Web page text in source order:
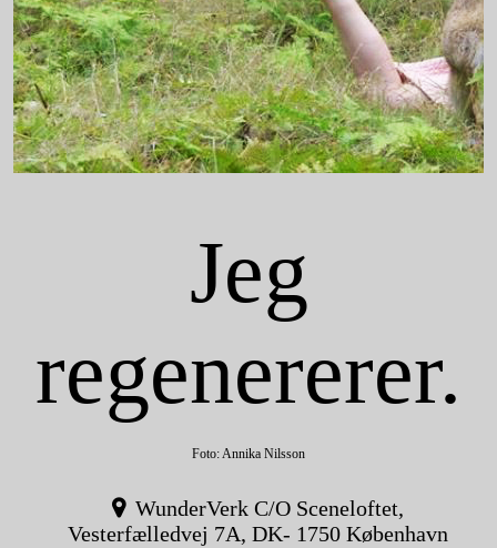
Jeg
regenererer.
Foto: Annika Nilsson
WunderVerk C/O Sceneloftet,
Vesterfælledvej 7A, DK- 1750 København